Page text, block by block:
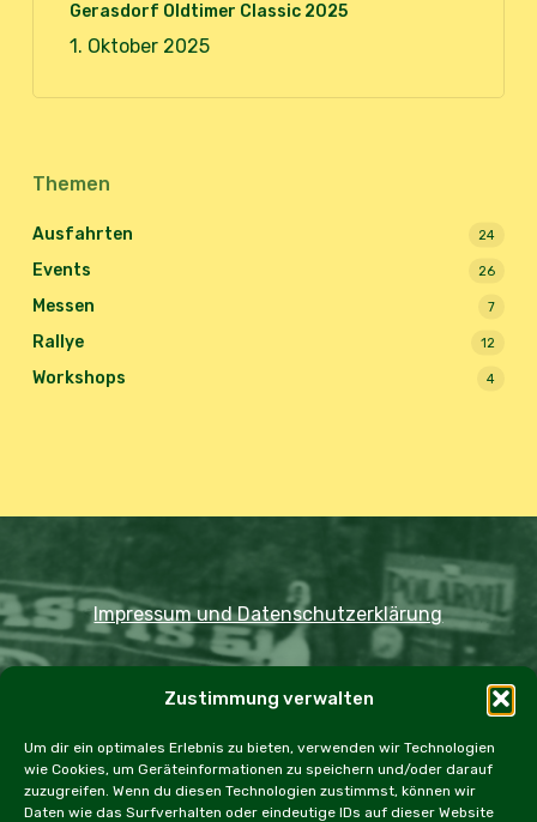
Zustimmung verwalten
Um dir ein optimales Erlebnis zu bieten, verwenden wir Technologien
wie Cookies, um Geräteinformationen zu speichern und/oder darauf
zuzugreifen. Wenn du diesen Technologien zustimmst, können wir
Daten wie das Surfverhalten oder eindeutige IDs auf dieser Website
Gerasdorf Oldtimer Classic 2025
1. Oktober 2025
Themen
Ausfahrten 24
Events 26
Messen 7
Rallye 12
Workshops 4
Impressum und Datenschutzerklärung
Home Ausfahrten Rallye
Events
Messen
Workshops Cookie Policy (EU)